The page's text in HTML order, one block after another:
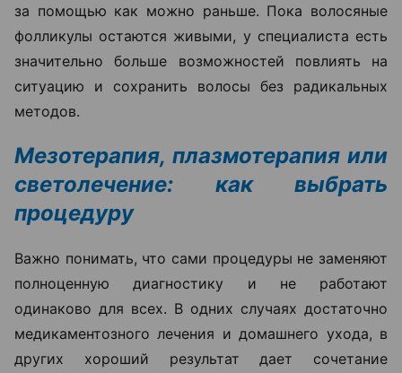
за помощью как можно раньше. Пока волосяные
фолликулы остаются живыми, у специалиста есть
значительно больше возможностей повлиять на
ситуацию и сохранить волосы без радикальных
методов.
Мезотерапия, плазмотерапия или
светолечение: как выбрать
процедуру
Важно понимать, что сами процедуры не заменяют
полноценную диагностику и не работают
одинаково для всех. В одних случаях достаточно
медикаментозного лечения и домашнего ухода, в
других хороший результат дает сочетание